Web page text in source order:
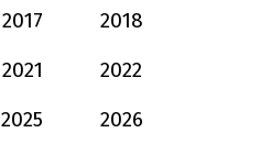
2017
2018
2021
2022
2025 2026